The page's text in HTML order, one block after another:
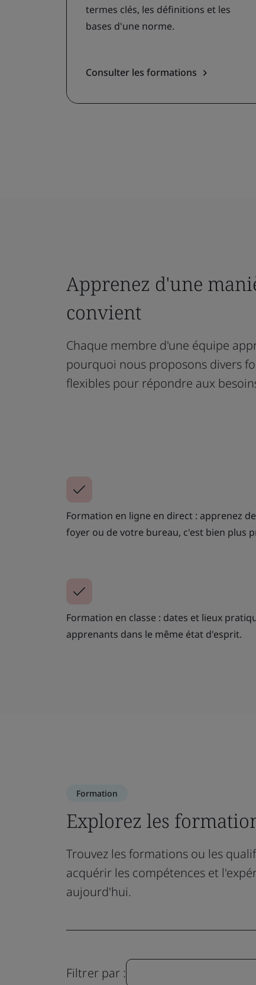
termes clés, les définitions et les
bases d'une norme.
Consulter les formations
Apprenez d'une
convient
Chaque membre d'une équipe
pourquoi nous proposons divers
flexibles pour répondre aux
Formation en ligne en direct : apprenez
foyer ou de votre bureau, c'est bien plus
Formation en classe : dates et lieux
apprenants dans le même état d'esprit.
Formation
Explorez les
Trouvez les formations ou les
acquérir les compétences et
aujourd'hui.
Filtrer par :